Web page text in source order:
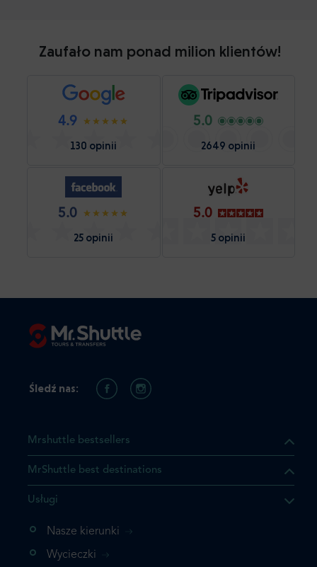
Zaufało nam ponad milion klientów!
4.9
130 opinii
5.0
2649 opinii
5.0
25 opinii
5.0
5 opinii
Mrshuttle bestsellers
MrShuttle best destinations
Usługi
Nasze kierunki
Wycieczki
Śledź nas: